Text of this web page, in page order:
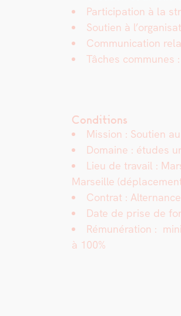
Par­tic­i­pa­tion à la
Sou­tien à
Com­mu­ni­ca­tion
Tâch­es com­munes
Conditions
Mis­sion : Sou­tien
Domaine : études
Lieu de tra­vail :
Mar­seille
Con­trat :
Date de prise de
Rémunéra­tion :
à 100%